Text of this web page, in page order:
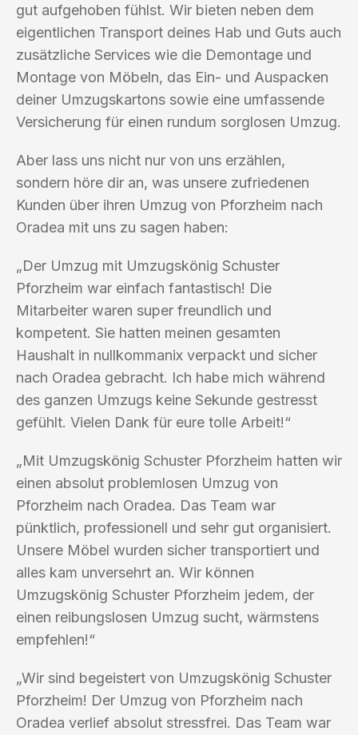
gut aufgehoben fühlst. Wir bieten neben dem
eigentlichen Transport deines Hab und Guts auch
zusätzliche Services wie die Demontage und
Montage von Möbeln, das Ein- und Auspacken
deiner Umzugskartons sowie eine umfassende
Versicherung für einen rundum sorglosen Umzug.
Aber lass uns nicht nur von uns erzählen,
sondern höre dir an, was unsere zufriedenen
Kunden über ihren Umzug von Pforzheim nach
Oradea mit uns zu sagen haben:
„Der Umzug mit Umzugskönig Schuster
Pforzheim war einfach fantastisch! Die
Mitarbeiter waren super freundlich und
kompetent. Sie hatten meinen gesamten
Haushalt in nullkommanix verpackt und sicher
nach Oradea gebracht. Ich habe mich während
des ganzen Umzugs keine Sekunde gestresst
gefühlt. Vielen Dank für eure tolle Arbeit!“
„Mit Umzugskönig Schuster Pforzheim hatten wir
einen absolut problemlosen Umzug von
Pforzheim nach Oradea. Das Team war
pünktlich, professionell und sehr gut organisiert.
Unsere Möbel wurden sicher transportiert und
alles kam unversehrt an. Wir können
Umzugskönig Schuster Pforzheim jedem, der
einen reibungslosen Umzug sucht, wärmstens
empfehlen!“
„Wir sind begeistert von Umzugskönig Schuster
Pforzheim! Der Umzug von Pforzheim nach
Oradea verlief absolut stressfrei. Das Team war